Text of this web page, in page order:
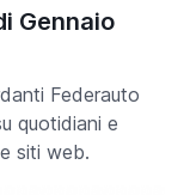
Gennaio
Federauto
quotidiani e
siti web.